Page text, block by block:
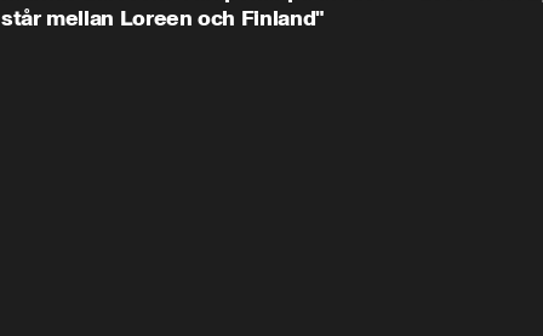
står mellan Loreen och Finland"